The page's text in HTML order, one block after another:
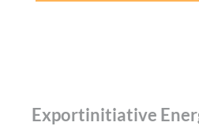
Exportinitiative